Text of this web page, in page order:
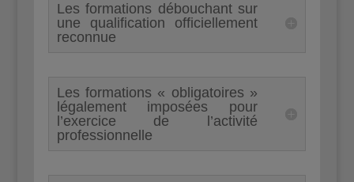
Les formations débouchant sur
une qualification officiellement
reconnue
Les formations « obligatoires »
légalement imposées pour
l’exercice de l’activité
professionnelle